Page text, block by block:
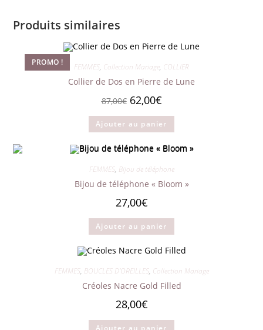
Produits similaires
PROMO ! FEMMES, Collection Mariage, COLLIER
Collier de Dos en Pierre de Lune
87,00€ Le
prix
initial
était :
87,00€.
62,00€Le
actuel
est :
62,00€.
Ajouter au panier
FEMMES, Bijou de téléphone
Bijou de téléphone « Bloom »
27,00€
Ajouter au panier
FEMMES, BOUCLES D'OREILLES, Collection Mariage
Créoles Nacre Gold Filled
28,00€
Ajouter au panier